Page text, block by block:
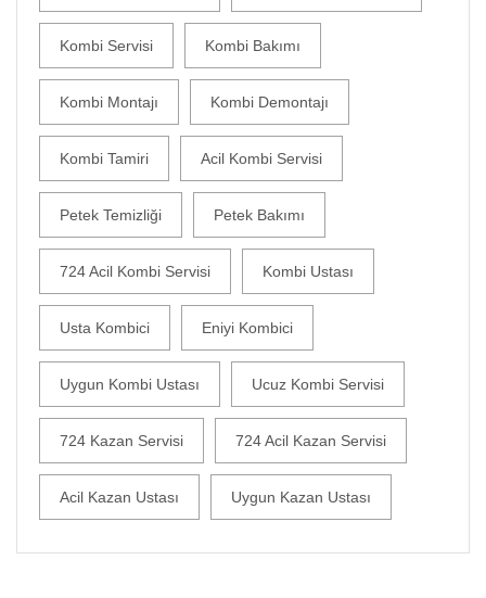
Kombi Servisi Kombi Bakımı
Kombi Montajı Kombi Demontajı
Kombi Tamiri Acil Kombi Servisi
Petek Temizliği Petek Bakımı
724 Acil Kombi Servisi Kombi Ustası
Usta Kombici Eniyi Kombici
Uygun Kombi Ustası Ucuz Kombi Servisi
724 Kazan Servisi 724 Acil Kazan Servisi
Acil Kazan Ustası Uygun Kazan Ustası